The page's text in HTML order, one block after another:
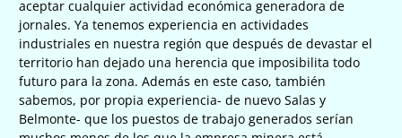
aceptar cualquier actividad económica generadora de
jornales. Ya tenemos experiencia en actividades
industriales en nuestra región que después de devastar el
territorio han dejado una herencia que imposibilita todo
futuro para la zona. Además en este caso, también
sabemos, por propia experiencia- de nuevo Salas y
Belmonte- que los puestos de trabajo generados serían